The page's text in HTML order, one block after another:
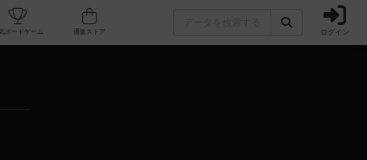
カフェ/店舗 人気ボードゲーム ログイン